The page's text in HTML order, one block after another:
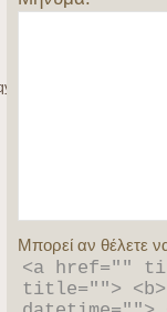
view?
Μπορεί αν θέλετε
<a href=""
title=""> <b>